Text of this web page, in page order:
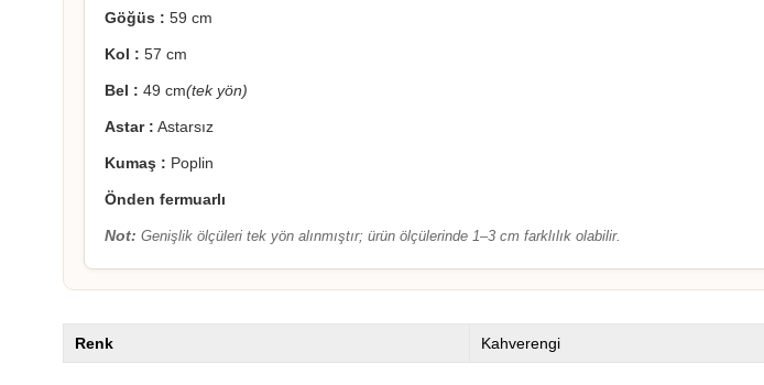
Göğüs : 59 cm
Kol : 57 cm
Bel : 49 cm(tek yön)
Astar : Astarsız
Kumaş : Poplin
Önden fermuarlı
Not: Genişlik ölçüleri tek yön alınmıştır; ürün ölçülerinde 1–3 cm farklılık olabilir.
Renk Kahverengi